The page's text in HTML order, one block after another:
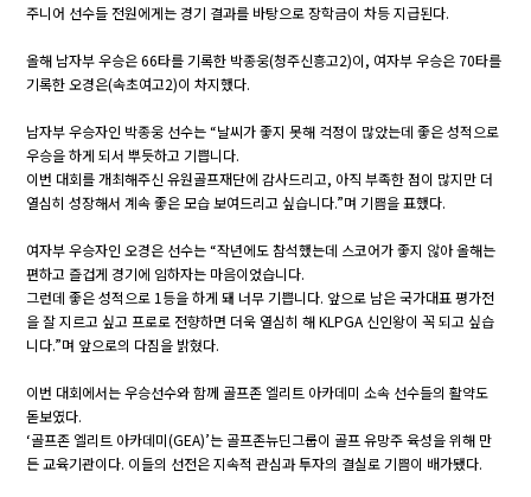
주니어 선수들 전원에게는 경기 결과를 바탕으로 장학금이 차등 지급된다.
올해 남자부 우승은 66타를 기록한 박종웅(청주신흥고2)이, 여자부 우승은 70타를
기록한 오경은(속초여고2)이 차지했다.
남자부 우승자인 박종웅 선수는 “날씨가 좋지 못해 걱정이 많았는데 좋은 성적으로
우승을 하게 되서 뿌듯하고 기쁩니다.
이번 대회를 개최해주신 유원골프재단에 감사드리고, 아직 부족한 점이 많지만 더
열심히 성장해서 계속 좋은 모습 보여드리고 싶습니다.”며 기쁨을 표했다.
여자부 우승자인 오경은 선수는 “작년에도 참석했는데 스코어가 좋지 않아 올해는
편하고 즐겁게 경기에 임하자는 마음이었습니다.
그런데 좋은 성적으로 1등을 하게 돼 너무 기쁩니다. 앞으로 남은 국가대표 평가전
을 잘 지르고 싶고 프로로 전향하면 더욱 열심히 해 KLPGA 신인왕이 꼭 되고 싶습
니다.”며 앞으로의 다짐을 밝혔다.
이번 대회에서는 우승선수와 함께 골프존 엘리트 아카데미 소속 선수들의 활약도
돋보였다.
‘골프존 엘리트 아카데미(GEA)’는 골프존뉴딘그룹이 골프 유망주 육성을 위해 만
든 교육기관이다. 이들의 선전은 지속적 관심과 투자의 결실로 기쁨이 배가됐다.